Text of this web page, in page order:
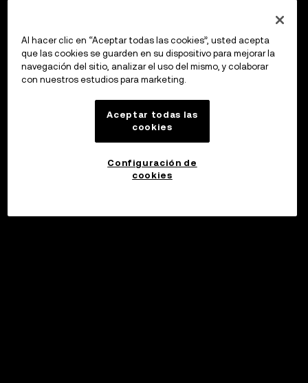
Al hacer clic en “Aceptar todas las cookies”, usted acepta
que las cookies se guarden en su dispositivo para mejorar la
navegación del sitio, analizar el uso del mismo, y colaborar
con nuestros estudios para marketing.
Aceptar todas las
cookies
Configuración de
cookies